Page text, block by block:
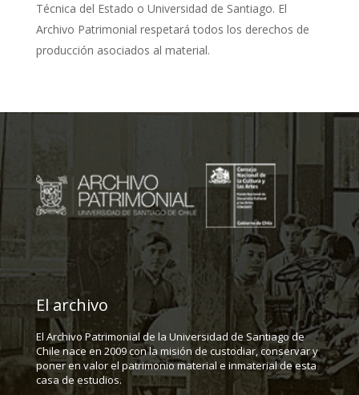
Técnica del Estado o Universidad de Santiago. El
Archivo Patrimonial respetará todos los derechos de
producción asociados al material.
El archivo
El Archivo Patrimonial de la Universidad de Santiago de
Chile nace en 2009 con la misión de custodiar, conservar y
poner en valor el patrimonio material e inmaterial de esta
casa de estudios.